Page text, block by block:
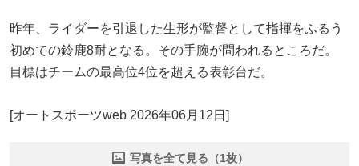
昨年、ライダーを引退した生形が監督として指揮をふるう
初めての鈴鹿8耐となる。その手腕が問われるところだ。
目標はチームの最高位4位を超える表彰台だ。
[オートスポーツweb 2026年06月12日]
写真を全て見る（1枚）